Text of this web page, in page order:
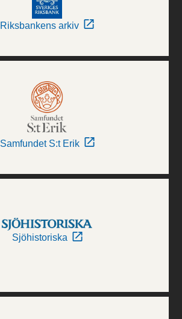
Riksbankens arkiv
Samfundet S:t Erik
Sjöhistoriska